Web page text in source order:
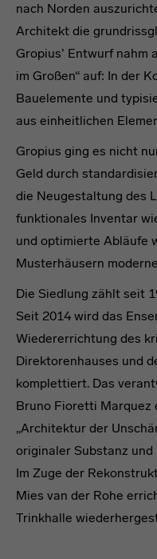
nach Norden
Architekt die
Gropius’ Entwurf nahm
im Großen“ auf: In der
Bauelemente und
aus einheitlichen
Gropius ging es nicht
Geld durch
die Neugestaltung des
funktionales Inventar
und optimierte Abläufe
Musterhäusern
Die Siedlung zählt seit
Seit 2014 wird das
Wiedererrichtung des
Direktorenhauses und
komplettiert. Das
Bruno Fioretti Marquez
„Architektur der
originaler Substanz
Im Zuge der
Mies van der Rohe
Trinkhalle